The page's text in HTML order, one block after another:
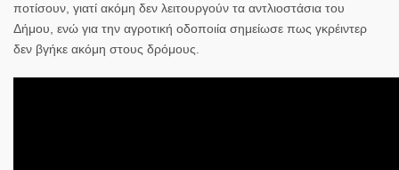
ποτίσουν, γιατί ακόμη δεν λειτουργούν τα αντλιοστάσια του
Δήμου, ενώ για την αγροτική οδοποιία σημείωσε πως γκρέιντερ
δεν βγήκε ακόμη στους δρόμους.